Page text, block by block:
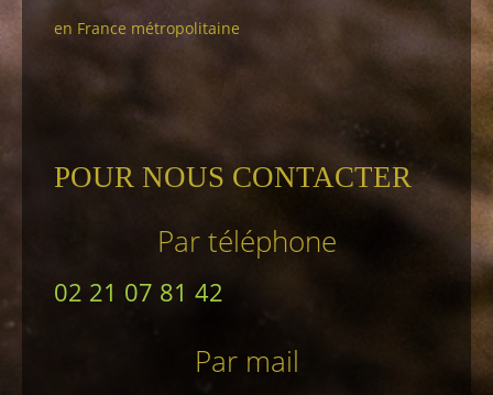
en France métropolitaine
POUR NOUS CONTACTER
Par téléphone
02 21 07 81 42
Par mail